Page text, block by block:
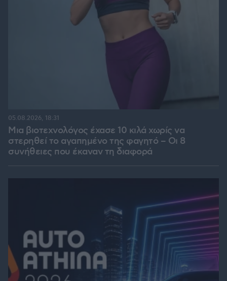
Μια βιοτεχνολόγος έχασε 10 κιλά χωρίς να
στερηθεί το αγαπημένο της φαγητό – Οι 8
συνήθειες που έκαναν τη διαφορά
05.08.2026, 18:31